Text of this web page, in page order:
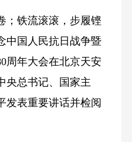
铁流滚滚，步履铿
中国人民抗日战争暨
周年大会在北京天安
央总书记、国家主
发表重要讲话并检阅